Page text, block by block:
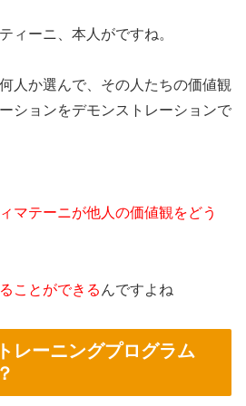
ィーニ、本人がですね。
人か選んで、その人たちの価値観
ションをデモンストレーションで
マテーニが他人の価値観をどう
ことができる んですよね
レーニングプログラム